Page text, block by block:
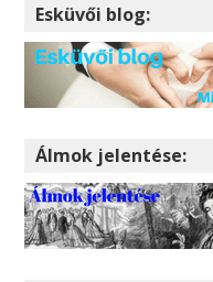
Esküvői blog:
Álmok jelentése: